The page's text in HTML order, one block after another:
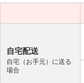
自宅配送
自宅（お手元）に送る
場合